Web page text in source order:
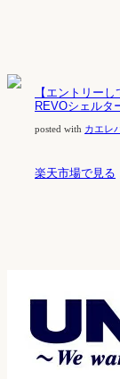
【エントリー
REVOシェルタ
posted with カエレ
楽天市場で見る